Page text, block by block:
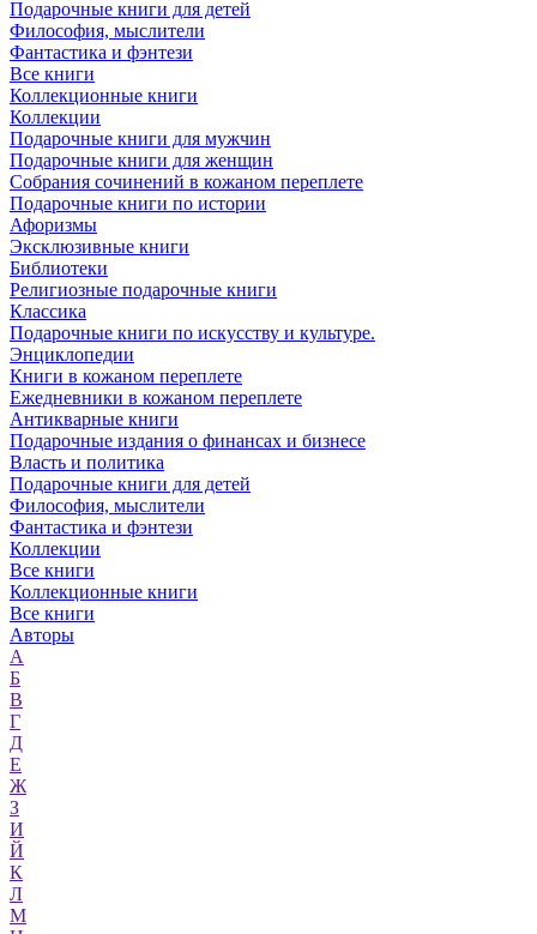
Подарочные книги для детей
Философия, мыслители
Фантастика и фэнтези
Все книги
Коллекционные книги
Коллекции
Подарочные книги для мужчин
Подарочные книги для женщин
Собрания сочинений в кожаном переплете
Подарочные книги по истории
Афоризмы
Эксклюзивные книги
Библиотеки
Религиозные подарочные книги
Классика
Подарочные книги по искусству и культуре.
Энциклопедии
Книги в кожаном переплете
Ежедневники в кожаном переплете
Антикварные книги
Подарочные издания о финансах и бизнесе
Власть и политика
Подарочные книги для детей
Философия, мыслители
Фантастика и фэнтези
Коллекции
Все книги
Коллекционные книги
Все книги
Авторы
А
Б
В
Г
Д
Е
Ж
З
И
Й
К
Л
М